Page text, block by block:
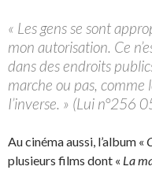
« Les gens se sont
mon autorisation. Ce
dans des endroits
marche ou pas, comme
I’inverse. » (Lui n°256
Au cinéma aussi, l’album «
plusieurs films dont « La